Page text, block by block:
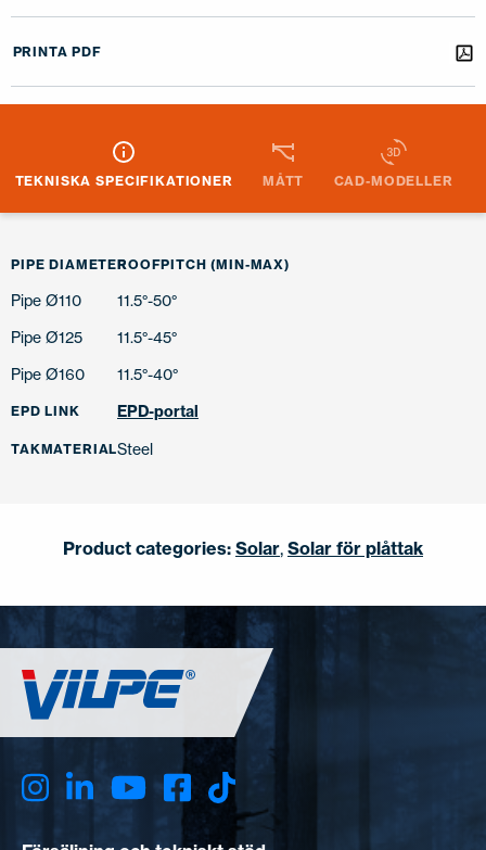
PRINTA PDF
TEKNISKA SPECIFIKATIONER MÅTT CAD-MODELLER
PIPE DIAMETERROOFPITCH (MIN-MAX)
Pipe Ø110
11.5°-50°
Pipe Ø125
11.5°-45°
Pipe Ø160
11.5°-40°
EPD LINK EPD-portal
TAKMATERIALSteel
Product categories: Solar, Solar för plåttak